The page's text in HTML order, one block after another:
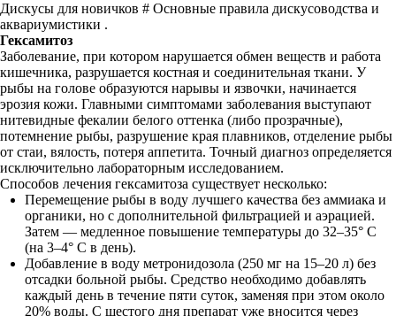
Дискусы для новичков # Основные правила дискусоводства и
аквариумистики .
Гексамитоз
Заболевание, при котором нарушается обмен веществ и работа
кишечника, разрушается костная и соединительная ткани. У
рыбы на голове образуются нарывы и язвочки, начинается
эрозия кожи. Главными симптомами заболевания выступают
нитевидные фекалии белого оттенка (либо прозрачные),
потемнение рыбы, разрушение края плавников, отделение рыбы
от стаи, вялость, потеря аппетита. Точный диагноз определяется
исключительно лабораторным исследованием.
Способов лечения гексамитоза существует несколько:
Перемещение рыбы в воду лучшего качества без аммиака и
органики, но с дополнительной фильтрацией и аэрацией.
Затем — медленное повышение температуры до 32–35° C
(на 3–4° C в день).
Добавление в воду метронидозола (250 мг на 15–20 л) без
отсадки больной рыбы. Средство необходимо добавлять
каждый день в течение пяти суток, заменяя при этом около
20% воды. С шестого дня препарат уже вносится через